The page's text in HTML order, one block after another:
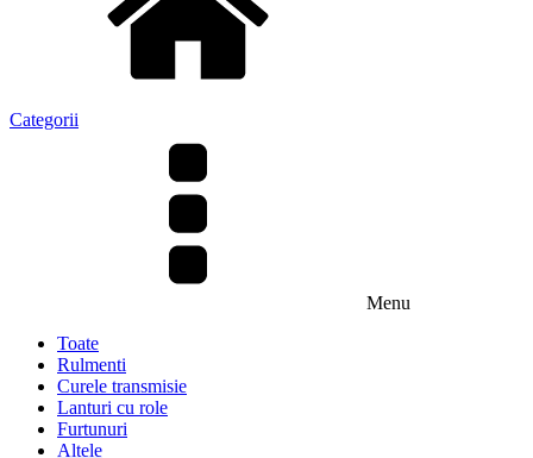
Categorii
Menu
Toate
Rulmenti
Curele transmisie
Lanturi cu role
Furtunuri
Altele